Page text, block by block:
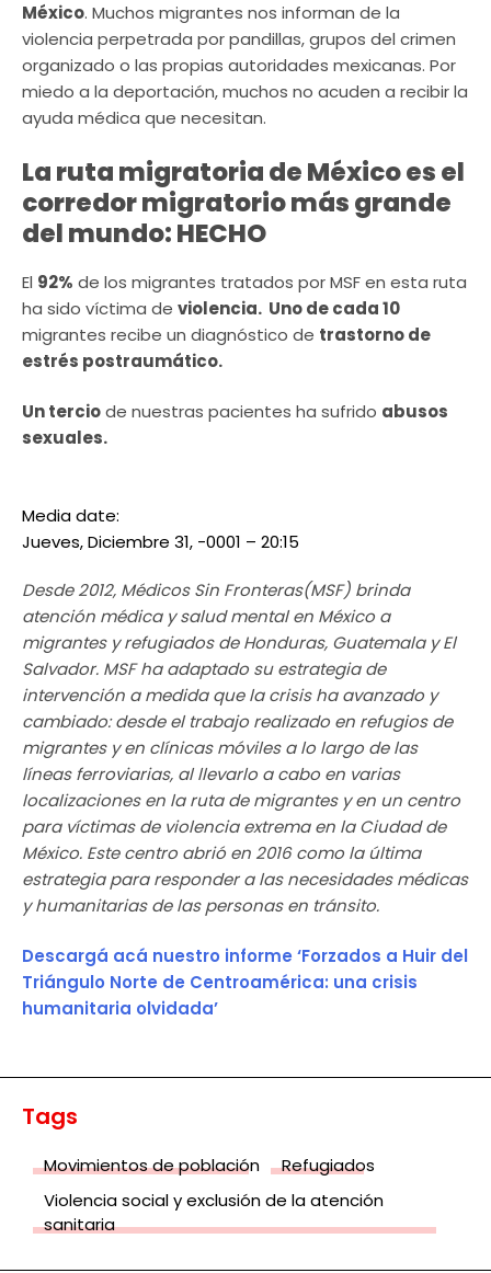
México. Muchos migrantes nos informan de la
violencia perpetrada por pandillas, grupos del crimen
organizado o las propias autoridades mexicanas. Por
miedo a la deportación, muchos no acuden a recibir la
ayuda médica que necesitan.
La ruta migratoria de México es el
corredor migratorio más grande
del mundo:HECHO
El 92% de los migrantes tratados por MSF en esta ruta
ha sido víctima de violencia. Uno de cada 10
migrantes recibe un diagnóstico de trastorno de
estrés postraumático.
Un terciode nuestras pacientes ha sufrido abusos
sexuales.
Media date:
Jueves, Diciembre 31, -0001 – 20:15
Desde 2012, Médicos Sin Fronteras(MSF) brinda
atención médica y salud mental en México a
migrantes y refugiados de Honduras, Guatemala y El
Salvador. MSF ha adaptado su estrategia de
intervención a medida que la crisis ha avanzado y
cambiado: desde el trabajo realizado en refugios de
migrantes y en clínicas móviles a lo largo de las
líneas ferroviarias, al llevarlo a cabo en varias
localizaciones en la ruta de migrantes y en un centro
para víctimas de violencia extrema en la Ciudad de
México. Este centro abrió en 2016 como la última
estrategia para responder a las necesidades médicas
y humanitarias de las personas en tránsito.
Descargá acá nuestro informe ‘Forzados a Huir del
Triángulo Norte de Centroamérica: una crisis
humanitaria olvidada’
Tags
Movimientos de población
Refugiados
Violencia social y exclusión de la atención
sanitaria